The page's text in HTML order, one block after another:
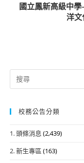
國立鳳新高級中
洋文
Search
for:
校務公告分類
1. 頭條消息 (2,439)
2. 新生專區 (163)